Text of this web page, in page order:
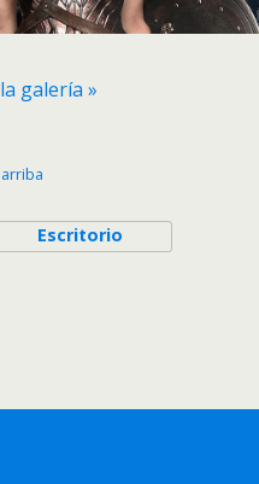
galería »
Escritorio